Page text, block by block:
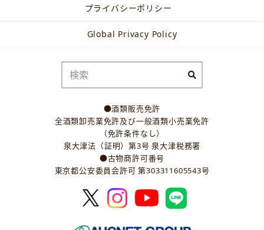
プライバシーポリシー
Global Privacy Policy
●酒類販売免許
全酒類卸売業免許及び一般酒類小売業免許
（免許条件なし）
泉大津法（証明）第3号 泉大津税務署
●古物商許可番号
東京都公安委員会許可 第303311605543号